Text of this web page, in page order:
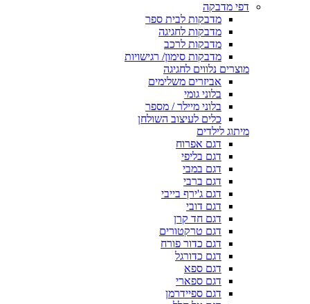
דפי מדבקה
מדבקות לבית ספר
מדבקות לחגיגה
מדבקות לרכב
מדבקות סימון/ רגישויות
מוצרים נלווים לחגיגה
אביזרים משלימים
בלוני גומי
בלוני מיילר / מספר
כלים לעיצוב השולחן
מיתוג לילדים
דגם אפרוח
דגם בליפי
דגם במבי
דגם ברבי
דגם ג'ירף בייבי
דגם דובי
דגם חד קרן
דגם טרקטורים
דגם כדור פורח
דגם כדורגל
דגם ספא
דגם ספארי
דגם ספיידרמן